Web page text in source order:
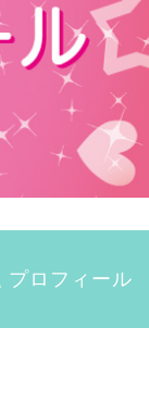
プロフィール